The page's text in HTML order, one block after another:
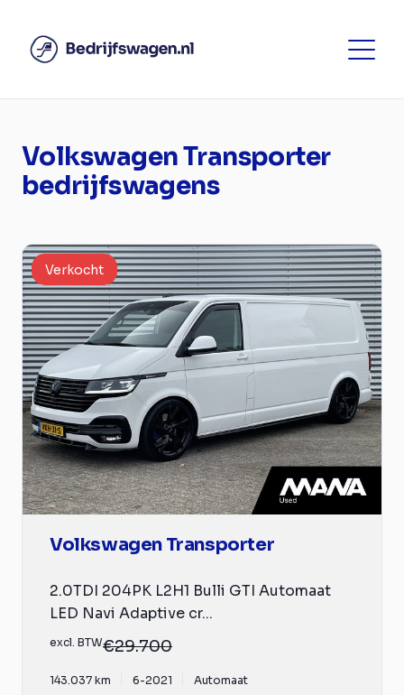
Volkswagen Transporter
bedrijfswagens
Verkocht
Volkswagen Transporter
2.0TDI 204PK L2H1 Bulli GTI Automaat
LED Navi Adaptive cr...
excl. BTW€29.700
143.037 km 6-2021 Automaat